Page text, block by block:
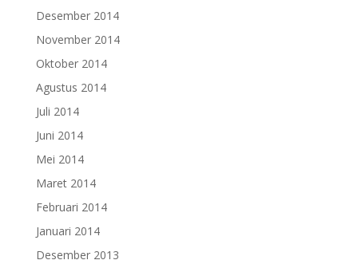
Desember 2014
November 2014
Oktober 2014
Agustus 2014
Juli 2014
Juni 2014
Mei 2014
Maret 2014
Februari 2014
Januari 2014
Desember 2013